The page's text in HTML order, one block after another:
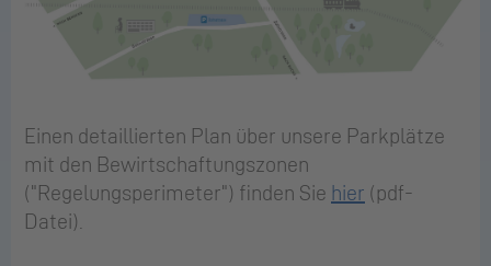
Einen detaillierten Plan über unsere Parkplätze
mit den Bewirtschaftungszonen
("Regelungsperimeter") finden Sie hier (pdf-
Datei).